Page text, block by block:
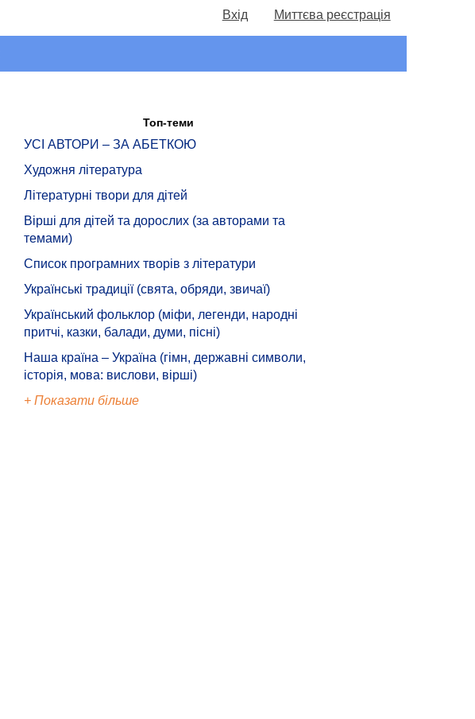
Вхід Миттєва реєстрація
Топ-теми
УСІ АВТОРИ – ЗА АБЕТКОЮ
Художня література
Літературні твори для дітей
Вірші для дітей та дорослих (за авторами та
темами)
Список програмних творів з літератури
Українські традиції (свята, обряди, звичаї)
Український фольклор (міфи, легенди, народні
притчі, казки, балади, думи, пісні)
Наша країна – Україна (гімн, державні символи,
історія, мова: вислови, вірші)
+ Показати більше